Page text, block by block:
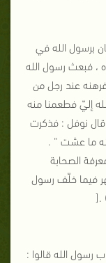
برسول الله في
، فبعث رسول الله
فرهنه عند رجل من
إليّ فطعمنا منه
قال نوفل : فذكرت
ما عشت “ .
(3/246) كتاب معرفة الصحابة
(6/114) باب ماظهر فيما خلّف رسول
الله قالوا :